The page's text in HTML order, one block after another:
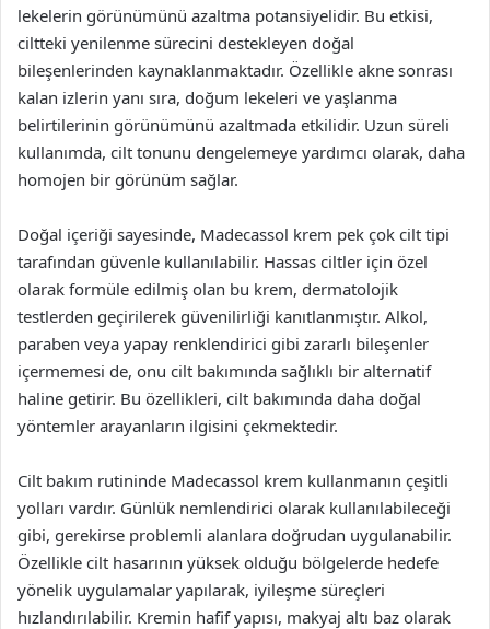
lekelerin görünümünü azaltma potansiyelidir. Bu etkisi,
ciltteki yenilenme sürecini destekleyen doğal
bileşenlerinden kaynaklanmaktadır. Özellikle akne sonrası
kalan izlerin yanı sıra, doğum lekeleri ve yaşlanma
belirtilerinin görünümünü azaltmada etkilidir. Uzun süreli
kullanımda, cilt tonunu dengelemeye yardımcı olarak, daha
homojen bir görünüm sağlar.
Doğal içeriği sayesinde, Madecassol krem pek çok cilt tipi
tarafından güvenle kullanılabilir. Hassas ciltler için özel
olarak formüle edilmiş olan bu krem, dermatolojik
testlerden geçirilerek güvenilirliği kanıtlanmıştır. Alkol,
paraben veya yapay renklendirici gibi zararlı bileşenler
içermemesi de, onu cilt bakımında sağlıklı bir alternatif
haline getirir. Bu özellikleri, cilt bakımında daha doğal
yöntemler arayanların ilgisini çekmektedir.
Cilt bakım rutininde Madecassol krem kullanmanın çeşitli
yolları vardır. Günlük nemlendirici olarak kullanılabileceği
gibi, gerekirse problemli alanlara doğrudan uygulanabilir.
Özellikle cilt hasarının yüksek olduğu bölgelerde hedefe
yönelik uygulamalar yapılarak, iyileşme süreçleri
hızlandırılabilir. Kremin hafif yapısı, makyaj altı baz olarak